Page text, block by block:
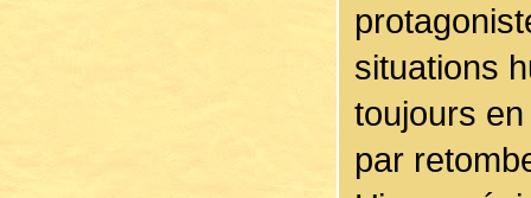
situations
toujours
par